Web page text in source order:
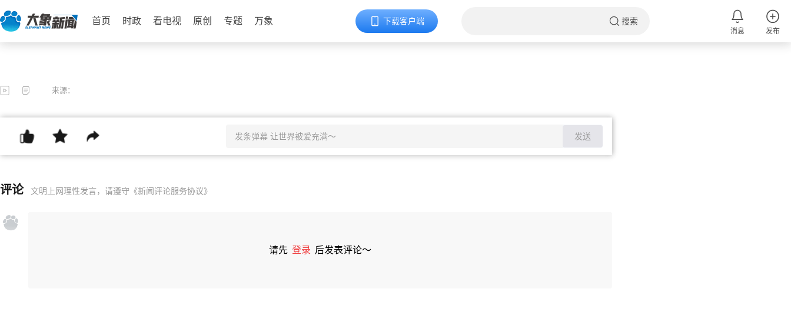
首页 时政 看电视 原创 专题 万象 下载客户端 搜索
消息 发布
来源：
发送
评论 文明上网理性发言，请遵守 《新闻评论服务协议》
请先 登录 后发表评论～